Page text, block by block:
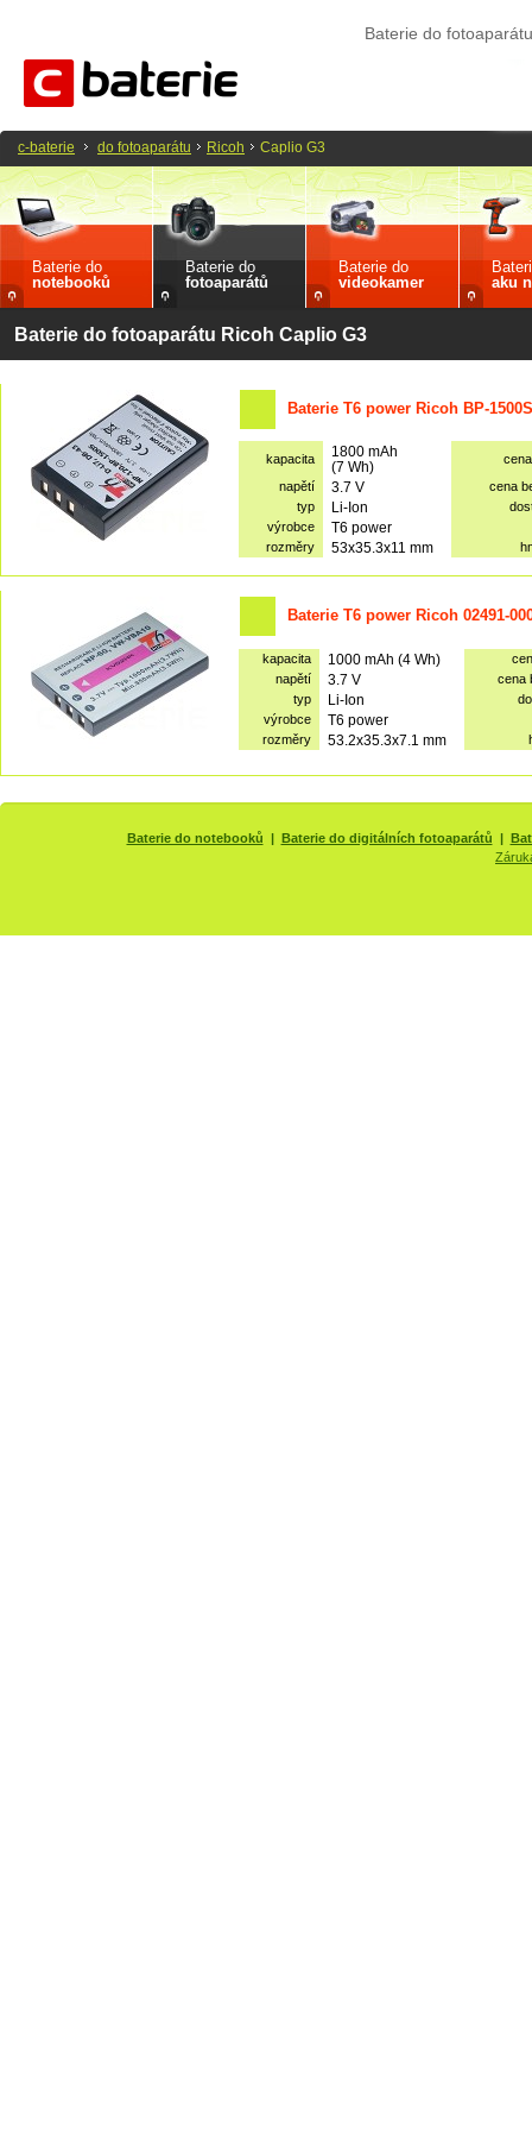
Baterie do
Baterie do
notebooků
Baterie do
fotoaparátů
Baterie do
videokamer
aku
Baterie do fotoaparátu Ricoh Caplio G3
Baterie T6 power Ricoh BP-
kapacita
1800 mAh
(7 Wh)
napětí
3.7 V
cena
typ
Li-Ion
výrobce
T6 power
rozměry 53x35.3x11 mm
Baterie T6 power Ricoh 02491-
kapacita 1000 mAh (4 Wh)
napětí
3.7 V
cena
typ
Li-Ion
výrobce
T6 power
rozměry 53.2x35.3x7.1 mm
c-baterie do fotoaparátu Ricoh Caplio G3
Baterie do notebooků | Baterie do digitálních fotoaparátů |